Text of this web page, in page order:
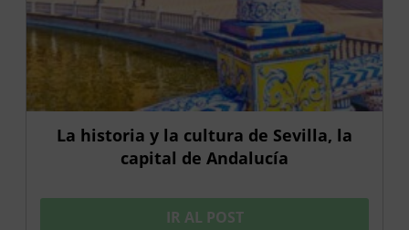
La historia y la cultura de Sevilla, la
capital de Andalucía
IR AL POST